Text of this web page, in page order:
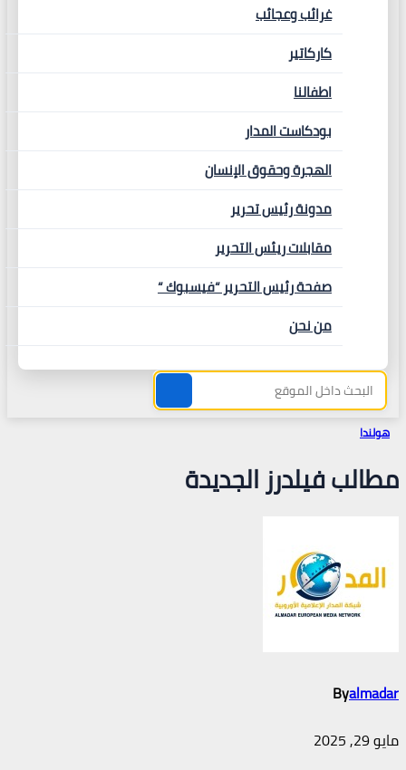
غرائب وعجائب
كاركاتير
اطفالنا
بودكاست المدار
الهجرة وحقوق الإنسان
مدونة رئيس تحرير
مقابلات ريئس التحرير
صفحة رئيس التحرير “فيسبوك “
من نحن
هولندا
مطالب فيلدرز الجديدة
Byalmadar
مايو 29, 2025